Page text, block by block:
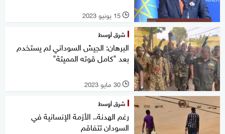
l 15 يونيو 2023
شرق أوسط
البرهان: الجيش السوداني لم يستخدم
بعد "كامل قوته المميتة"
l 30 مايو 2023
شرق أوسط
رغم الهدنة.. الأزمة الإنسانية في
السودان تتفاقم